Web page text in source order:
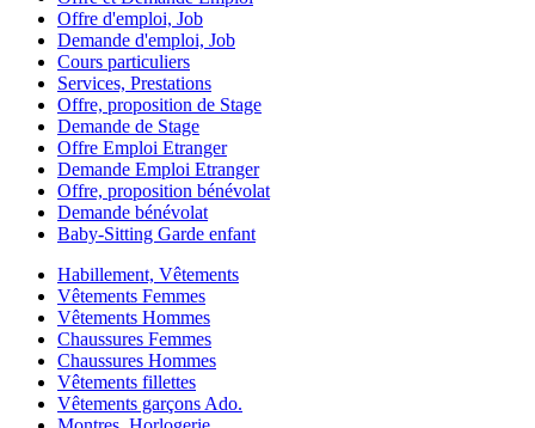
Offre d'emploi, Job
Demande d'emploi, Job
Cours particuliers
Services, Prestations
Offre, proposition de Stage
Demande de Stage
Offre Emploi Etranger
Demande Emploi Etranger
Offre, proposition bénévolat
Demande bénévolat
Baby-Sitting Garde enfant
Habillement, Vêtements
Vêtements Femmes
Vêtements Hommes
Chaussures Femmes
Chaussures Hommes
Vêtements fillettes
Vêtements garçons Ado.